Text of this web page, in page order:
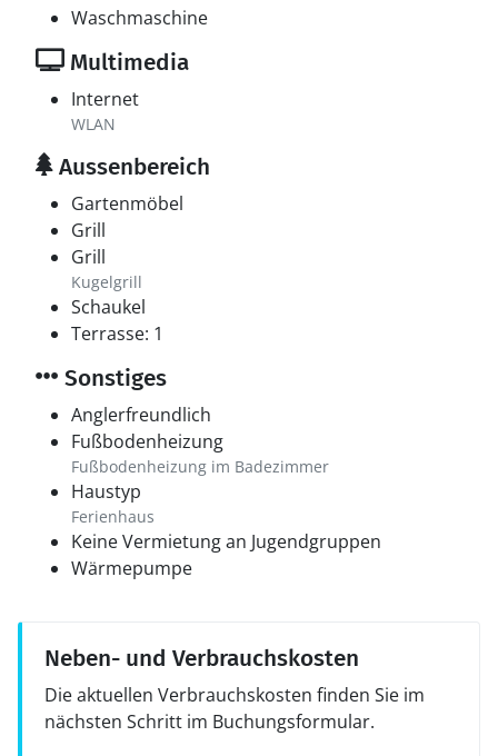
Waschmaschine
Multimedia
Internet
WLAN
Aussenbereich
Gartenmöbel
Grill
Grill
Kugelgrill
Schaukel
Terrasse: 1
Sonstiges
Anglerfreundlich
Fußbodenheizung
Fußbodenheizung im Badezimmer
Haustyp
Ferienhaus
Keine Vermietung an Jugendgruppen
Wärmepumpe
Neben- und Verbrauchskosten
Die aktuellen Verbrauchskosten finden Sie im
nächsten Schritt im Buchungsformular.